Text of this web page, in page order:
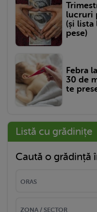
lucruri
(și lista
pese)
Febra
30 de
te
Listă cu grădinițe
Caută o grădință